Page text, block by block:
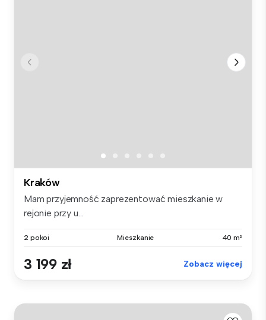
Kraków
Mam przyjemność zaprezentować mieszkanie w
rejonie przy u...
2 pokoi Mieszkanie 40 m²
3 199 zł Zobacz więcej